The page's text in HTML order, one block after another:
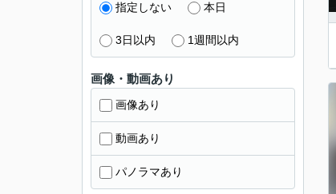
指定しない 本日
3日以内 1週間以内
画像・動画あり
画像あり
動画あり
パノラマあり